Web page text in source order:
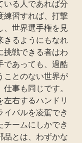
る人であれば分
練習すれば、打撃
、世界選手権を見
きるようにもなれ
挑戦できる者はわ
であっても、過酷
ことのない世界が
事も同じです。
右するハンドリ
イバルを凌駕でき
チームにしかでき
品とは、わずかな